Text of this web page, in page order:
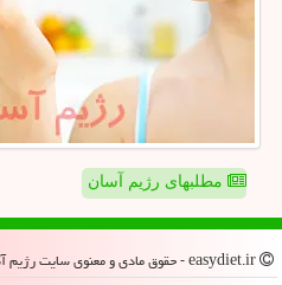
مطلبهای رژیم آسان